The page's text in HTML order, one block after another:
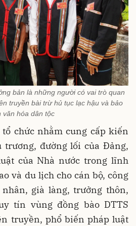
bản là những người có vai trò quan
truyền bài trừ hủ tục lạc hậu và bảo
văn hóa dân tộc
chức nhằm cung cấp kiến
trương, đường lối của Đảng,
của Nhà nước trong lĩnh
và du lịch cho cán bộ, công
già làng, trưởng thôn,
tín vùng đồng bào DTTS
truyền, phổ biến pháp luật